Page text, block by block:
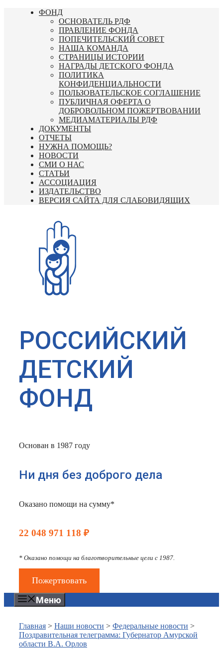
Перейти
ФОНД
ОСНОВАТЕЛЬ РДФ
ПРАВЛЕНИЕ ФОНДА
ПОПЕЧИТЕЛЬСКИЙ СОВЕТ
НАША КОМАНДА
СТРАНИЦЫ ИСТОРИИ
НАГРАДЫ ДЕТСКОГО ФОНДА
ПОЛИТИКА
КОНФИДЕНЦИАЛЬНОСТИ
ПОЛЬЗОВАТЕЛЬСКОЕ СОГЛАШЕНИЕ
ПУБЛИЧНАЯ ОФЕРТА О
ДОБРОВОЛЬНОМ ПОЖЕРТВОВАНИИ
МЕДИАМАТЕРИАЛЫ РДФ
ДОКУМЕНТЫ
ОТЧЕТЫ
НУЖНА ПОМОЩЬ?
НОВОСТИ
СМИ О НАС
СТАТЬИ
АССОЦИАЦИЯ
ИЗДАТЕЛЬСТВО
ВЕРСИЯ САЙТА ДЛЯ СЛАБОВИДЯЩИХ
РОССИЙСКИЙ
ДЕТСКИЙ
ФОНД
Основан в 1987 году
Ни дня без доброго дела
Оказано помощи на сумму*
22 048 971 118 ₽
* Оказано помощи на благотворительные цели с 1987.
Пожертвовать
Меню
Главная > Наши новости > Федеральные новости >
Поздравительная телеграмма: Губернатор Амурской
области В.А. Орлов